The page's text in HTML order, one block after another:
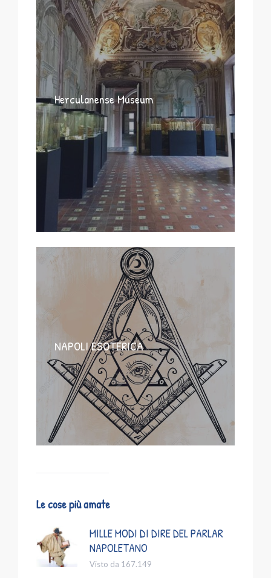
Herculanense Museum
NAPOLI ESOTERICA
Le cose più amate
MILLE MODI DI DIRE DEL PARLAR
NAPOLETANO
Visto da 167.149